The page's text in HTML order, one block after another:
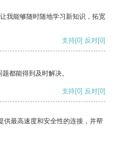
我能够随时随地学习新知识，拓宽
支持[0] 反对[0]
都能得到及时解决。
支持[0] 反对[0]
供最高速度和安全性的连接，并帮